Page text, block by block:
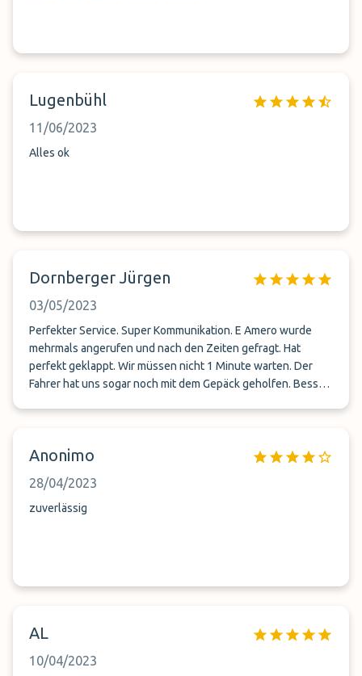
Lugenbühl
11/06/2023
Alles ok
Dornberger Jürgen
03/05/2023
Perfekter Service. Super Kommunikation. E Amero wurde
mehrmals angerufen und nach den Zeiten gefragt. Hat
perfekt geklappt. Wir müssen nicht 1 Minute warten. Der
Fahrer hat uns sogar noch mit dem Gepäck geholfen. Besser
Anonimo
28/04/2023
zuverlässig
AL
10/04/2023